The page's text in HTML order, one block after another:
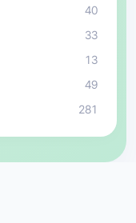
40
33
13
49
281